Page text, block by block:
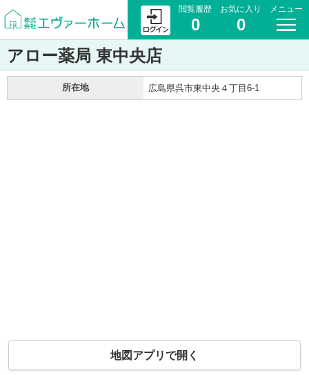
閲覧履歴
0
お気に入り
0
メニュー
アロー薬局 東中央店
所在地 広島県呉市東中央４丁目6-1
地図アプリで開く